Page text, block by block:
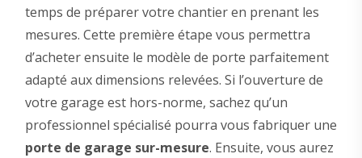
temps de préparer votre chantier en prenant les
mesures. Cette première étape vous permettra
d’acheter ensuite le modèle de porte parfaitement
adapté aux dimensions relevées. Si l’ouverture de
votre garage est hors-norme, sachez qu’un
professionnel spécialisé pourra vous fabriquer une
porte de garage sur-mesure. Ensuite, vous aurez